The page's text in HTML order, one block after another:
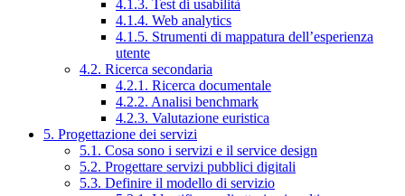
4.1.3. Test di usabilità
4.1.4. Web analytics
4.1.5. Strumenti di mappatura dell’esperienza
utente
4.2. Ricerca secondaria
4.2.1. Ricerca documentale
4.2.2. Analisi benchmark
4.2.3. Valutazione euristica
5. Progettazione dei servizi
5.1. Cosa sono i servizi e il service design
5.2. Progettare servizi pubblici digitali
5.3. Definire il modello di servizio